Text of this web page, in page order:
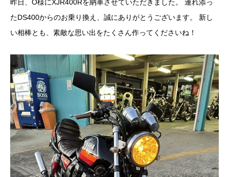
昨日、O様にXJR400Rを納車させていただきました。 連れ添っ
たDS400からのお乗り換え、誠にありがとうございます。 新し
い相棒とも、素敵な思い出をたくさん作ってくださいね！